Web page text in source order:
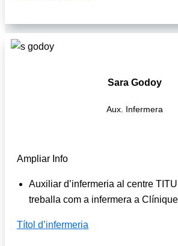
Sara Godoy
Aux. Infermera
Ampliar Info
Auxiliar d’infermeria al centre
treballa com a infermera a
Títol d’infermeria